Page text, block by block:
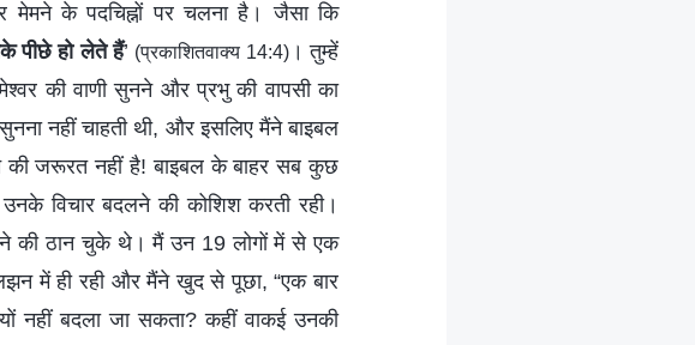
मेमने के पदचिह्नों पर चलना है। जैसा कि
पीछे हो लेते हैं’ (प्रकाशितवाक्य 14:4)। तुम्हें
की वाणी सुनने और प्रभु की वापसी का
नहीं चाहती थी, और इसलिए मैंने बाइबल
जरूरत नहीं है! बाइबल के बाहर सब कुछ
विचार बदलने की कोशिश करती रही।
की ठान चुके थे। मैं उन 19 लोगों में से एक
में ही रही और मैंने खुद से पूछा, “एक बार
नहीं बदला जा सकता? कहीं वाकई उनकी